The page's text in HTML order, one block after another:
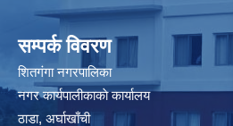
सम्पर्क विवरण
शितगंगा नगरपालिका
नगर कार्यपालीकाकाे कार्यालय
ठाडा, अर्घाखाँची